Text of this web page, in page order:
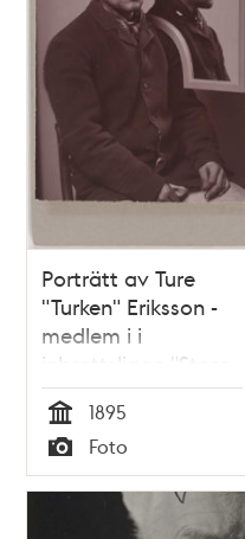
Porträtt av Ture
"Turken" Eriksson -
medlem i i
inbrottsligan "Stora
ligan" 1895
Tid
1895
Typ
Foto